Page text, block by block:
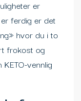
er
ferdig er det
hvor du i to
frokost og
vennlig